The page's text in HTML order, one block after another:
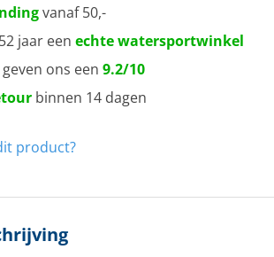
vanaf 50,-
jaar een echte watersportwinkel
ons een 9.2/10
binnen 14 dagen
product?